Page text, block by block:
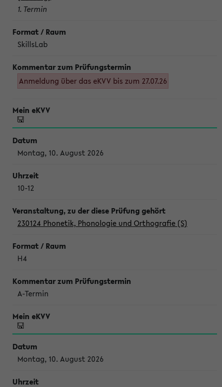
1. Termin
SkillsLab
Anmeldung über das eKVV bis zum 27.07.26
Montag, 10. August 2026
10-12
230124 Phonetik, Phonologie und Orthografie (S)
H4
A-Termin
Montag, 10. August 2026